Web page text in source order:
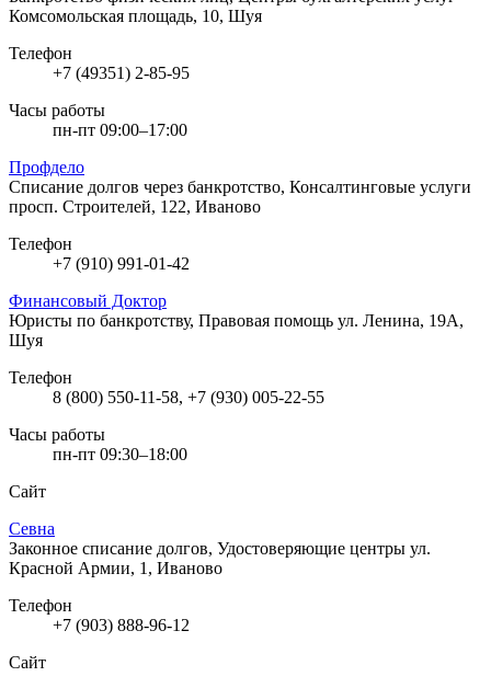
Комсомольская площадь, 10, Шуя
Телефон
+7 (49351) 2-85-95
Часы работы
пн-пт 09:00–17:00
Профдело
Списание долгов через банкротство, Консалтинговые услуги
просп. Строителей, 122, Иваново
Телефон
+7 (910) 991-01-42
Финансовый Доктор
Юристы по банкротству, Правовая помощь ул. Ленина, 19А,
Шуя
Телефон
8 (800) 550-11-58, +7 (930) 005-22-55
Часы работы
пн-пт 09:30–18:00
Сайт
Севна
Законное списание долгов, Удостоверяющие центры ул.
Красной Армии, 1, Иваново
Телефон
+7 (903) 888-96-12
Сайт